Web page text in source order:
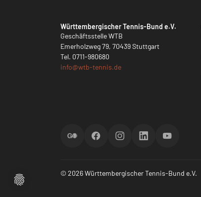
Württembergischer Tennis-Bund e.V.
Geschäftsstelle WTB
Emerholzweg 79, 70439 Stuttgart
Tel. 0711-980680
info@wtb-tennis.de
ScoreGOFacebookInstagramLinkedInYouTube
© 2026 Württembergischer Tennis-Bund e.V.